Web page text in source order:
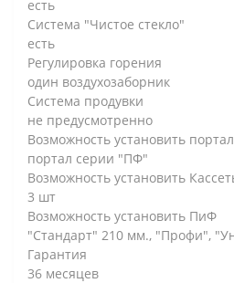
есть
Система "Чистое стекло"
есть
Регулировка горения
один воздухозаборник
Система продувки
не предусмотренно
Возможность установить
портал серии "ПФ"
Возможность установить
3 шт
Возможность установить ПиФ
"Стандарт" 210 мм., "Профи",
Гарантия
36 месяцев